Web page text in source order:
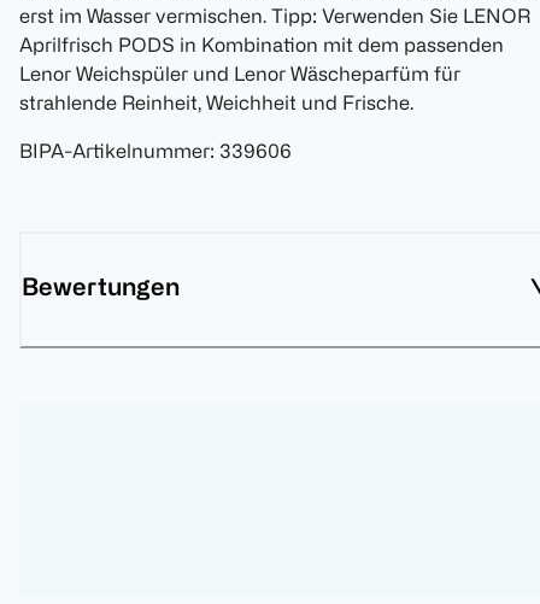
erst im Wasser vermischen. Tipp: Verwenden Sie LENOR
Aprilfrisch PODS in Kombination mit dem passenden
Lenor Weichspüler und Lenor Wäscheparfüm für
strahlende Reinheit, Weichheit und Frische.
BIPA-Artikelnummer: 339606
Bewertungen